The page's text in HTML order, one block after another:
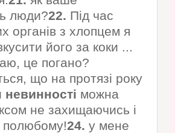
люди?22. Під час
органів з хлопцем я
його за коки ...
це погано?
що на протязі року
невинності можна
не захищаючись і
24. у мене